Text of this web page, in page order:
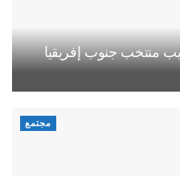
منتخب جنوب إفريقيا
مجتمع